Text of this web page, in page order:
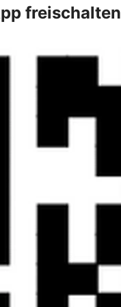
freischalten